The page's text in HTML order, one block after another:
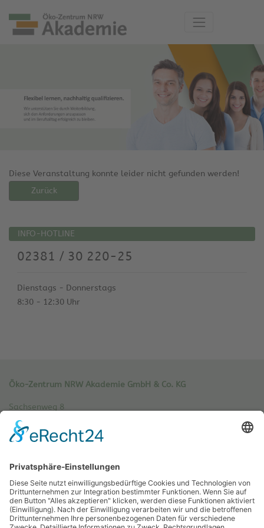
Diese Veranstaltung konnte leider nicht gefunden werden!
Zurück
INFO-HOTLINE
02381 / 30 220-25
Dienstags - Donnerstags
8:30 - 12:30 Uhr
Öko-Zentrum NRW Akademie GmbH & Co. KG
Sachsenweg 8
59073 Hamm
Tel.: 02381 / 30 220-0
info[at]oe-akademie.de
Vertrag widerrufen
Sitemap